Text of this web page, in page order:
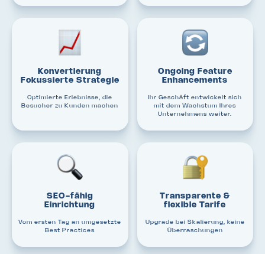
Konvertierung
Fokussierte Strategie
Optimierte Erlebnisse, die
Besucher zu Kunden machen
Ongoing Feature
Enhancements
Ihr Geschäft entwickelt sich
mit dem Wachstum Ihres
Unternehmens weiter.
SEO-fähig
Einrichtung
Vom ersten Tag an umgesetzte
Best Practices
Transparente &
flexible Tarife
Upgrade bei Skalierung, keine
Überraschungen